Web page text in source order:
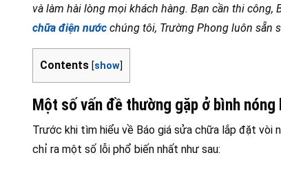
và làm hài lòng mọi khách hàng. Bạn cần thi công,
chữa điện nước chúng tôi, Trường Phong luôn sẵn
Contents [show]
Một số vấn đề thường gặp ở bình nóng
Trước khi tìm hiểu về Báo giá sửa chữa lắp đặt vòi
chỉ ra một số lỗi phổ biến nhất như sau: